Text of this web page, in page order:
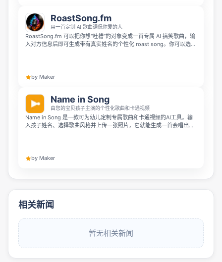
RoastSong.fm
用一首定制 AI 歌曲调侃你爱的人
RoastSong.fm 可以把你想“吐槽”的对象变成一首专属 AI 搞笑歌曲，输
入对方信息后即可生成带有真实姓名的个性化 roast song。你可以选择
by Maker
Name in Song
由您的宝贝孩子主演的个性化歌曲和卡通视频
Name in Song 是一款可为幼儿定制专属歌曲和卡通视频的AI工具。输
入孩子姓名、选择歌曲风格并上传一张照片，它就能生成一首会唱出孩
by Maker
相关新闻
暂无相关新闻